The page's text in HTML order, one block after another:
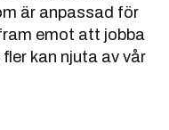
är anpassad för
emot att jobba
kan njuta av vår